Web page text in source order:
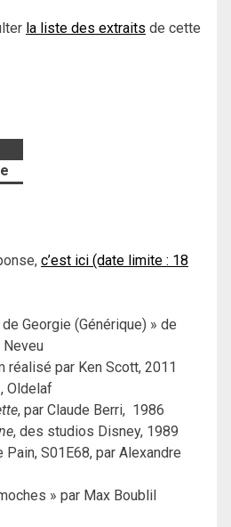
la liste des extraits de cette
c’est ici (date limite : 18
Georgie (Générique) » de
réalisé par Ken Scott, 2011
Oldelaf
, par Claude Berri, 1986
, des studios Disney, 1989
Pain, S01E68, par Alexandre
» par Max Boublil